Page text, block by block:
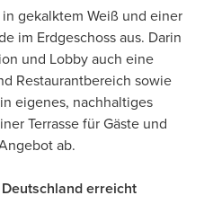
gekalktem Weiß und einer
im Erdgeschoss aus. Darin
und Lobby auch eine
Restaurantbereich sowie
eigenes, nachhaltiges
Terrasse für Gäste und
ab.
erreicht